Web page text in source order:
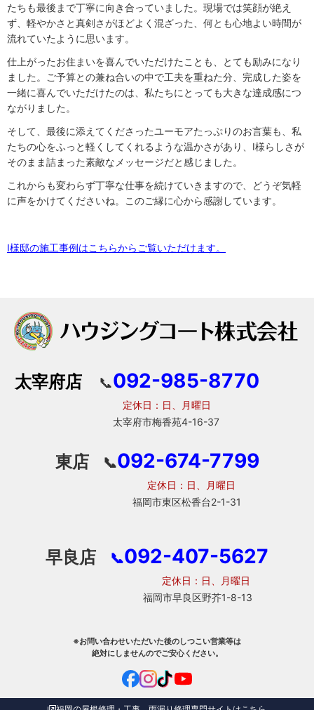
たちも最後まで丁寧に向き合っていました。現場では笑顔が絶え
ず、軽やかさと真剣さがほどよく混ざった、何とも心地よい時間が
流れていたように思います。
仕上がったお住まいを喜んでいただけたことも、とても励みになり
ました。ご予算との兼ね合いの中で工夫を重ねた分、完成した姿を
一緒に喜んでいただけたのは、私たちにとっても大きな達成感につ
ながりました。
そして、最後に添えてくださったユーモアたっぷりのお言葉も、私
たちの心をふっと軽くしてくれるような温かさがあり、I様らしさが
そのまま詰まった素敵なメッセージだと感じました。
これからも変わらず丁寧な仕事を続けていきますので、どうぞ気軽
に声をかけてくださいね。このご縁に心から感謝しています。
I様邸の施工事例はこちらからご覧いただけます。
太宰府店 📞092-985-8770
定休日：日、月曜日
太宰府市梅香苑4-16-37
東店 📞092-674-7799
定休日：日、月曜日
福岡市東区松香台2-1-31
早良店 📞092-407-5627
定休日：日、月曜日
福岡市早良区野芥1-8-13
※お問い合わせいただいた後のしつこい営業等は
絶対にしませんのでご安心ください。